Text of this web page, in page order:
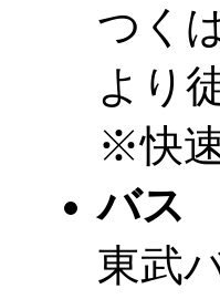
つく
より
※快
バス
東武